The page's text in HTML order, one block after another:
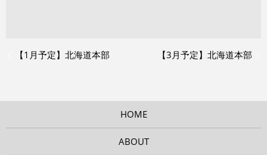
【1月予定】北海道本部 【3月予定】北海道本部
HOME
ABOUT